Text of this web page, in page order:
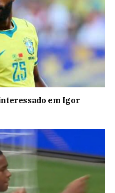
em Igor